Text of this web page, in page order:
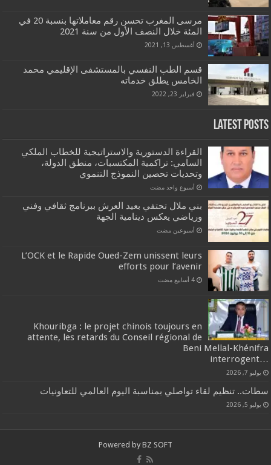
مرسى المغرب تحسن رقم معاملاتها بنسبة 20 في
المئة خلال النصف الأول من سنة 2021
أغسطس 13, 2021
قسم الطب النفسي بالمستشفى الإقليمي محمد
الخامس يطلق خدماته
فبراير 23, 2022
Latest Posts
القراءة الدستورية والاستراتيجية للخطاب الملكي
السامي: تراكمية المكتسبات، منطق الدولة،
وتحديات تحصين النموذج التنموي
‏أسبوع واحد مضت
بني ملال تحتفي بعيد العرش ببرنامج ثقافي وفني
ورياضي يعكس دينامية الجهة
‏أسبوعين مضت
L’OCK et le Rapide Oued-Zem unissent leurs
efforts pour l’avenir
‏4 أسابيع مضت
Khouribga : le projet chinois toujours en
attente, les retards du Conseil régional de
Beni Mellal-Khénifra
…interrogent
يوليو 7, 2026
سطات.. تنظيم لقاء تواصلي بمناسبة اليوم العالمي للتعاونيات
يوليو 5, 2026
Powered by BZ SOFT